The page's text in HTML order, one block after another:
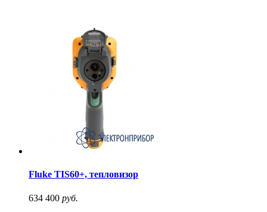
Fluke TIS60+, тепловизор
634 400 руб.